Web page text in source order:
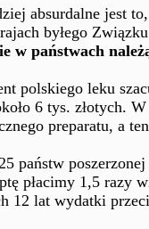
absurdalne jest
byłego
w państwach
polskiego leku
6 tys. złotych.
preparatu, a
państw
płacimy 1,5 razy
12 lat wydatki